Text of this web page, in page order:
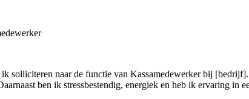
solliciteren naar de functie van Kassamedewerker bij
ben ik stressbestendig, energiek en heb ik ervaring